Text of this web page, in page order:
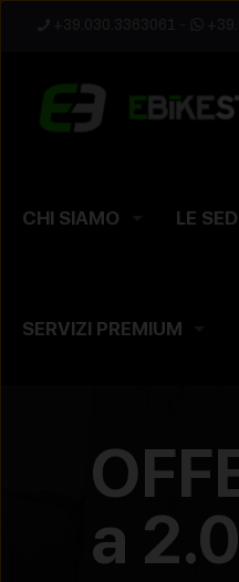
CHI SIAMO LE
SERVIZI PREMIUM
a